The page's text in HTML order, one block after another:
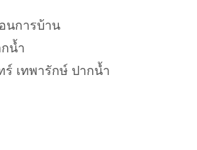
นการบ้าน
น้ำ
เทพารักษ์ ปากน้ำ